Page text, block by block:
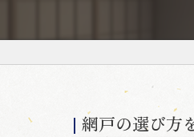
網戸の選び方